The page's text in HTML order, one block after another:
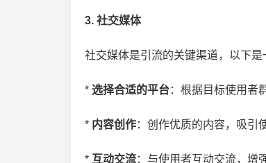
3. 社交媒体
社交媒体是引流的关键渠道，以下是
* 选择合适的平台：根据目标使用者
* 内容创作：创作优质的内容，吸引
* 互动交流：与使用者互动交流，增